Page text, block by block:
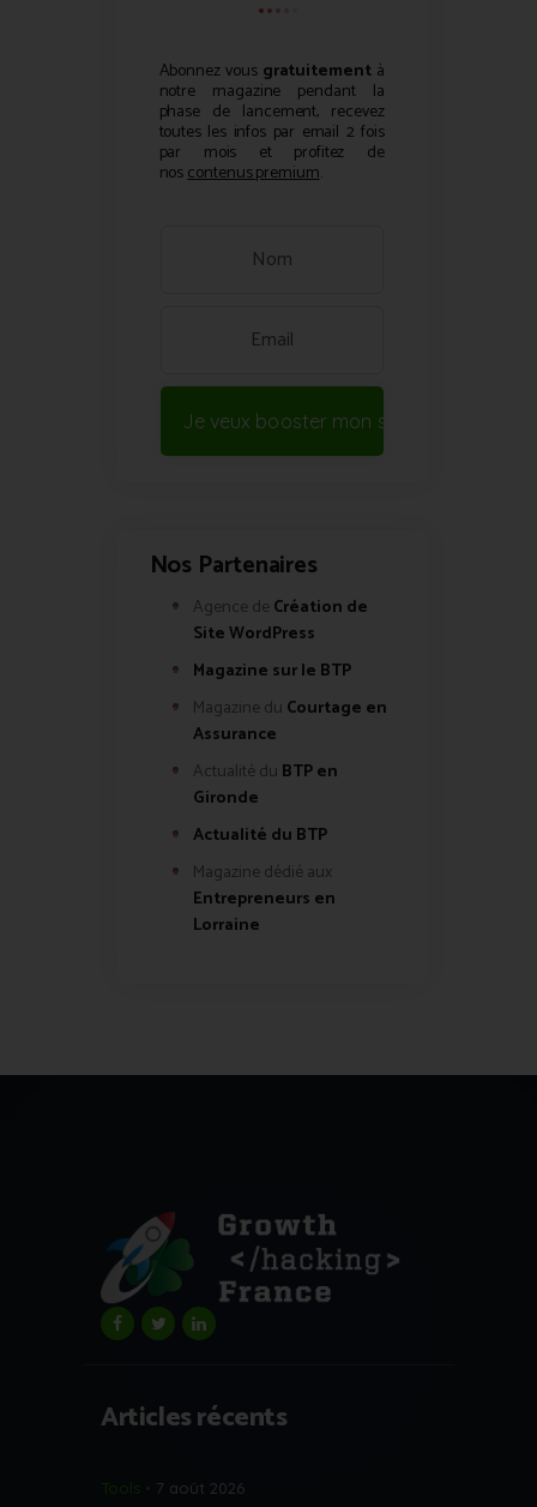
Abonnez vous gratuitementà
notre magazine pendant la
phase de lancement, recevez
toutes les infos par email 2 fois
par mois et profitez de
noscontenus premium.
Je veux booster mon site !
Nos Partenaires
Agence de Création de
Site WordPress
Magazine sur le BTP
Magazine du Courtage en
Assurance
Actualité du BTP en
Gironde
Actualité du BTP
Magazine dédié aux
Entrepreneurs en
Lorraine
Articles récents
Tools 7 août 2026